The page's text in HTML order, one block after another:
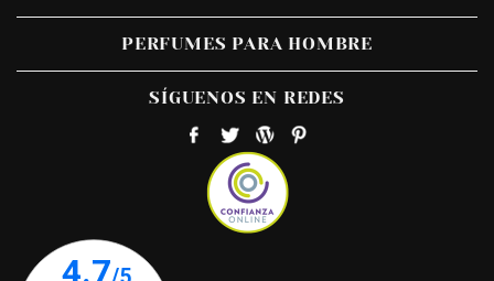
PERFUMES PARA HOMBRE
SÍGUENOS EN REDES